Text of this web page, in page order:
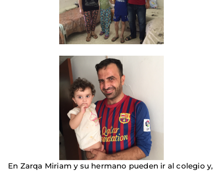
En Zarqa Miriam y su hermano pueden ir al colegio y,